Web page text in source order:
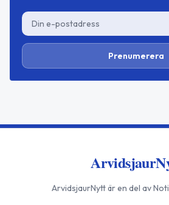
Prenumerera
ArvidsjaurNyttär en del av